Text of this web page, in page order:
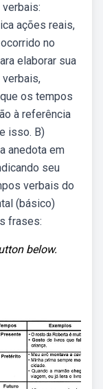
ações reais,
no
elaborar sua
os tempos
à referência
isso. B)
anedota em
seu
verbais do
(básico)
frases:
below.